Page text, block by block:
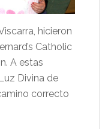
hicieron
Catholic
A estas
Divina de
correcto